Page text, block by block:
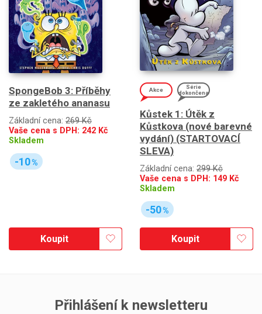
SpongeBob 3: Příběhy
ze zakletého ananasu
Základní cena: 269 Kč
Vaše cena s DPH: 242 Kč
Skladem
-10%
Koupit
Akce
Série
dokončena
Kůstek 1: Útěk z
Kůstkova (nové barevné
vydání) (STARTOVACÍ
SLEVA)
Základní cena: 299 Kč
Vaše cena s DPH: 149 Kč
Skladem
-50%
Koupit
Přihlášení k newsletteru